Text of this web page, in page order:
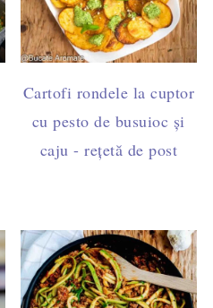
Cartofi rondele la cuptor
cu pesto de busuioc și
caju - rețetă de post